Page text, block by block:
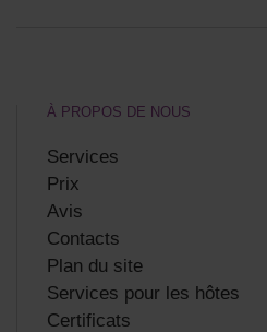
À PROPOS DE NOUS
Services
Prix
Avis
Contacts
Plan du site
Services pour les hôtes
Certificats